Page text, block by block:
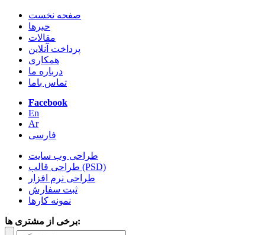
صفحه نخست
خبرها
مقالات
پرداخت آنلاین
همکاری
درباره ما
تماس باما
Facebook
En
Ar
فارسی
طراحی وب سایت
طراحی قالب (PSD)
طراحی نرم افزار
ثبت سفارش
نمونه کارها
برخی از مشتری ها: